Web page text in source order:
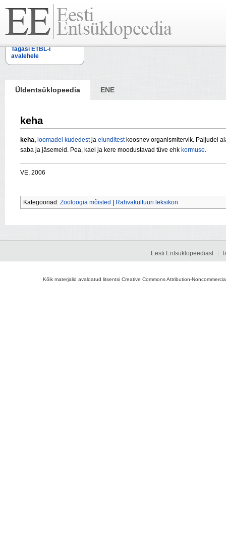
Tagasi ETBL-i
avalehele
Üldentsüklopeedia ENE
keha
keha, loomadel kudedestja elunditestkoosnev organismitervik. Paljudel
saba ja jäsemeid. Pea, kael ja kere moodustavad tüve ehk kormuse.
VE, 2006
Kategooriad: Zooloogia mõisted Rahvakultuuri leksikon
Eesti Entsüklopeediast
Kõik materjalid avaldatud litsentsi Creative Commons Attribution-